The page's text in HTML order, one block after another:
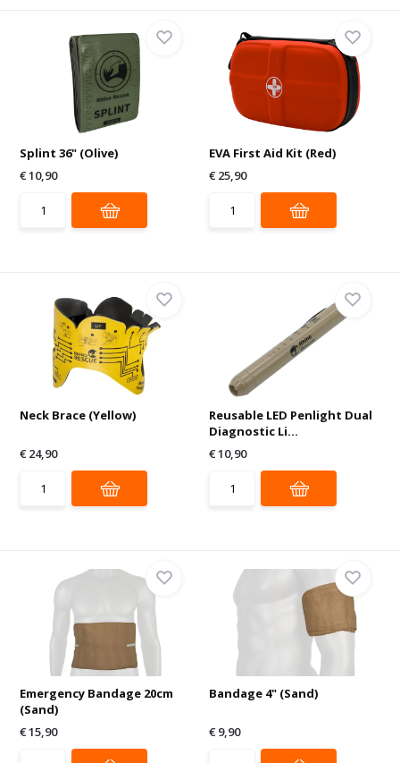
Splint 36" (Olive)
€ 10,90
EVA First Aid Kit (Red)
€ 25,90
Neck Brace (Yellow)
€ 24,90
Reusable LED Penlight Dual
Diagnostic Li...
€ 10,90
Emergency Bandage 20cm
(Sand)
€ 15,90
Bandage 4" (Sand)
€ 9,90